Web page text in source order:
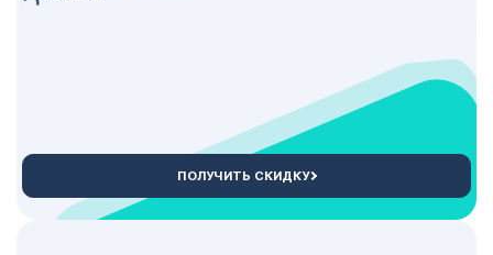
ПОЛУЧИТЬ СКИДКУ